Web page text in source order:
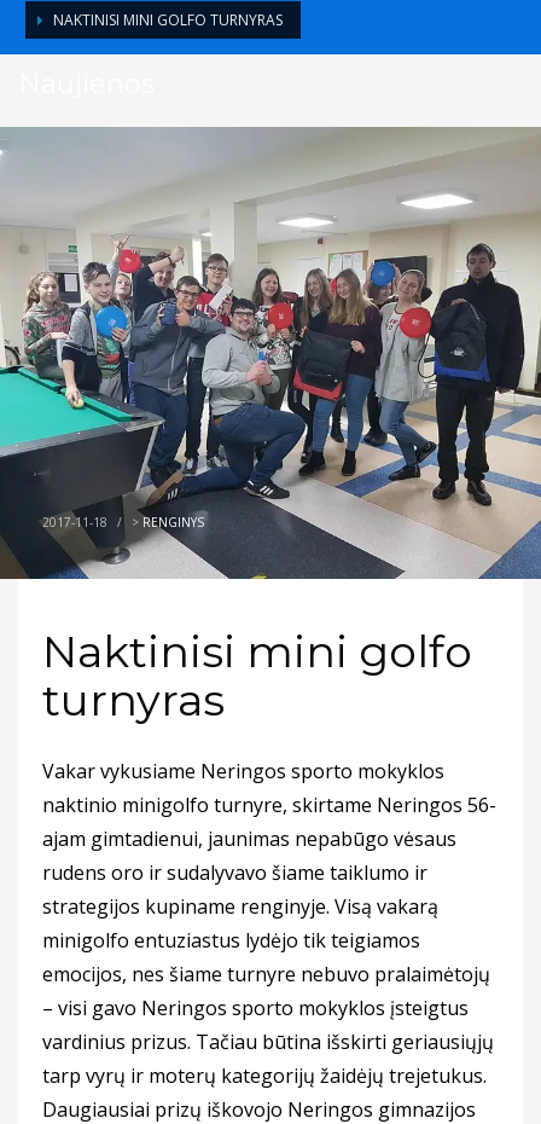
NAKTINISI MINI GOLFO TURNYRAS
2017-11-18 / > RENGINYS
Naktinisi mini golfo
turnyras
Vakar vykusiame Neringos sporto mokyklos
naktinio minigolfo turnyre, skirtame Neringos 56-
ajam gimtadienui, jaunimas nepabūgo vėsaus
rudens oro ir sudalyvavo šiame taiklumo ir
strategijos kupiname renginyje. Visą vakarą
minigolfo entuziastus lydėjo tik teigiamos
emocijos, nes šiame turnyre nebuvo pralaimėtojų
– visi gavo Neringos sporto mokyklos įsteigtus
vardinius prizus. Tačiau būtina išskirti geriausiųjų
tarp vyrų ir moterų kategorijų žaidėjų trejetukus.
Daugiausiai prizų iškovojo Neringos gimnazijos